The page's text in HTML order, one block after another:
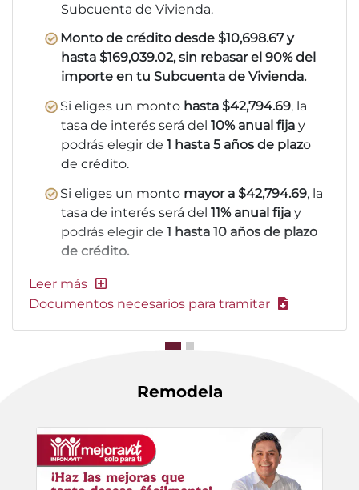
Subcuenta de Vivienda.
Monto de crédito desde $10,698.67 y
hasta $169,039.02, sin rebasar el 90% del
importe en tu Subcuenta de Vivienda.
Si eliges un monto hasta $42,794.69, la
tasa de interés será del 10% anual fija y
podrás elegir de 1 hasta 5 años de plazo
de crédito.
Si eliges un monto mayor a $42,794.69, la
tasa de interés será del 11% anual fija y
podrás elegir de 1 hasta 10 años de plazo
de crédito.
Documentos necesarios para tramitar
Remodela